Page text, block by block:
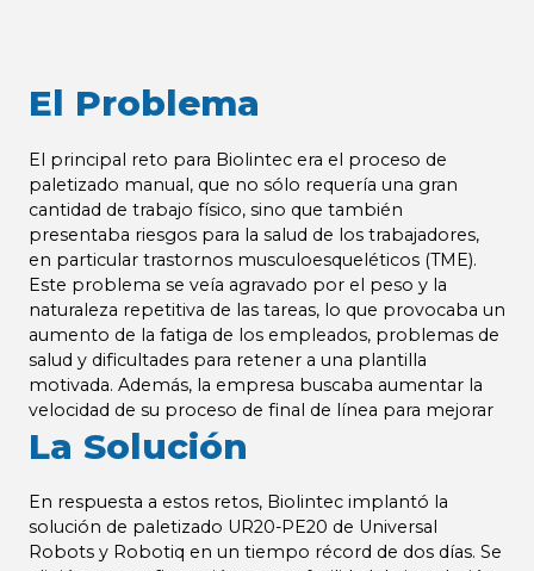
El Problema
El principal reto para Biolintec era el proceso de
paletizado manual, que no sólo requería una gran
cantidad de trabajo físico, sino que también
presentaba riesgos para la salud de los trabajadores,
en particular trastornos musculoesqueléticos (TME).
Este problema se veía agravado por el peso y la
naturaleza repetitiva de las tareas, lo que provocaba un
aumento de la fatiga de los empleados, problemas de
salud y dificultades para retener a una plantilla
motivada. Además, la empresa buscaba aumentar la
velocidad de su proceso de final de línea para mejorar
la eficacia operativa general.
La Solución
En respuesta a estos retos, Biolintec implantó la
solución de paletizado UR20-PE20 de Universal
Robots y Robotiq en un tiempo récord de dos días. Se